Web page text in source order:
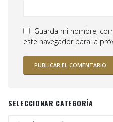
Guarda mi nombre,
este navegador para la
SELECCIONAR CATEGORÍA
Seleccionar